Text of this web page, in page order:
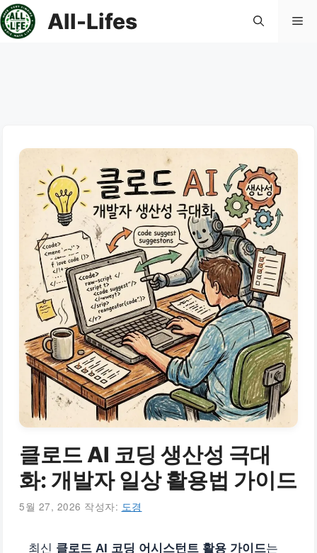
컨
텐
All-Lifes 메
클로드 AI 코딩 생산성 극대
화: 개발자 일상 활용법 가이드
5월 27, 2026 작성자: 도경
최신 클로드 AI 코딩 어시스턴트 활용 가이드는